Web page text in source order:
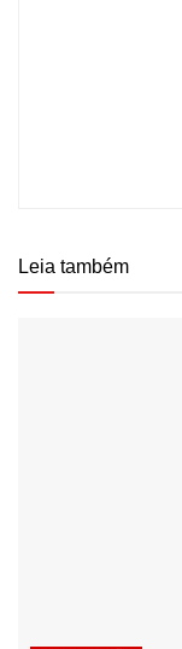
Leia também